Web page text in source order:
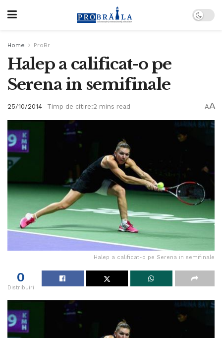
Home ProBr
Halep a calificat-o pe
Serena in semifinale
25/10/2014 Timp de citire:2 mins read AA
Halep a calificat-o pe Serena in semifinale
0
Distribuiri